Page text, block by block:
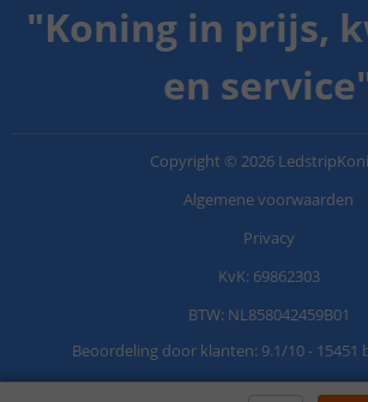
"Koning in prijs,
en service
Copyright © 2026
Algemene voorwaarden
Privacy
KvK: 69862303
BTW: NL858042459B01
Beoordeling door klanten: 9.1/10- 15451